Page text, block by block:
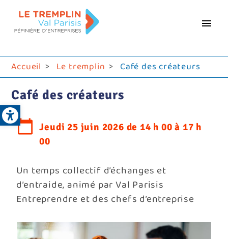
Open toolbar
Accueil Le tremplin Café des créateurs
Café des créateurs
Jeudi 25 juin 2026 de 14 h 00 à 17 h
00
Un temps collectif d’échanges et
d’entraide, animé par Val Parisis
Entreprendre et des chefs d’entreprise